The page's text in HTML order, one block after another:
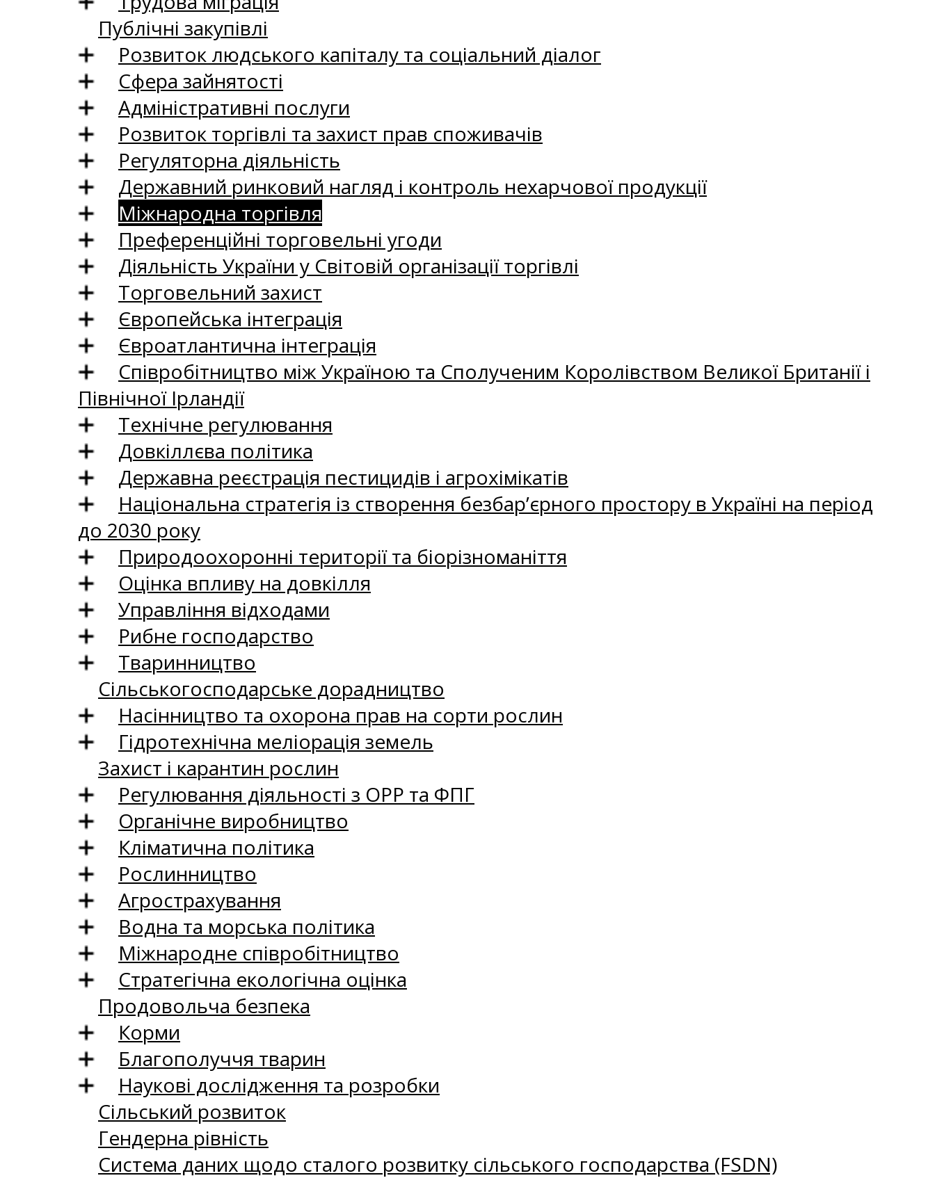
Публічні закупівлі
Розвиток людського капіталу та соціальний діалог
Сфера зайнятості
Адміністративні послуги
Розвиток торгівлі та захист прав споживачів
Регуляторна діяльність
Державний ринковий нагляд і контроль нехарчової продукції
Міжнародна торгівля
Преференційні торговельні угоди
Діяльність України у Світовій організації торгівлі
Торговельний захист
Європейська інтеграція
Євроатлантична інтеграція
Співробітництво між Україною та Сполученим Королівством Великої Британії і
Північної Ірландії
Технічне регулювання
Довкіллєва політика
Державна реєстрація пестицидів і агрохімікатів
Національна стратегія із створення безбар’єрного простору в Україні на період
до 2030 року
Природоохоронні території та біорізноманіття
Оцінка впливу на довкілля
Управління відходами
Рибне господарство
Тваринництво
Сільськогосподарське дорадництво
Насінництво та охорона прав на сорти рослин
Гідротехнічна меліорація земель
Захист і карантин рослин
Регулювання діяльності з ОРР та ФПГ
Органічне виробництво
Кліматична політика
Рослинництво
Агрострахування
Водна та морська політика
Міжнародне співробітництво
Стратегічна екологічна оцінка
Продовольча безпека
Корми
Благополуччя тварин
Наукові дослідження та розробки
Сільський розвиток
Гендерна рівність
Система даних щодо сталого розвитку сільського господарства (FSDN)